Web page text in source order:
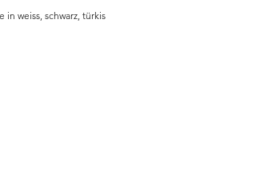
in weiss, schwarz, türkis